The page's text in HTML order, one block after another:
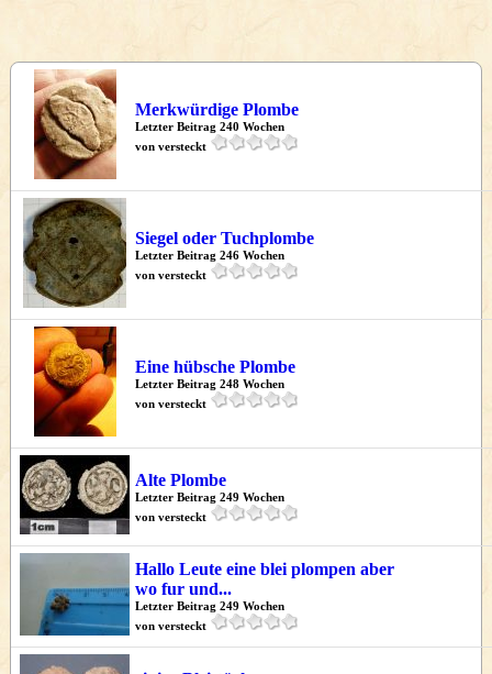
Merkwürdige Plombe
Letzter Beitrag 240 Wochen
von versteckt
Siegel oder Tuchplombe
Letzter Beitrag 246 Wochen
von versteckt
Eine hübsche Plombe
Letzter Beitrag 248 Wochen
von versteckt
Alte Plombe
Letzter Beitrag 249 Wochen
von versteckt
Hallo Leute eine blei plompen aber
wo fur und...
Letzter Beitrag 249 Wochen
von versteckt